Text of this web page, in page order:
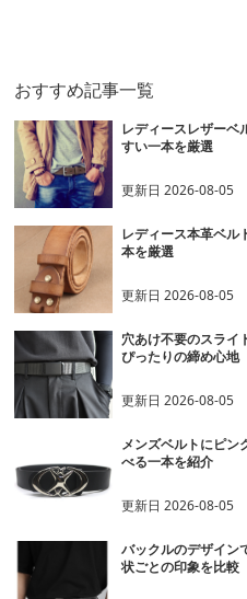
おすすめ記事一覧
レディースレザーベ
すい一本を厳選
更新日2026-08-05
レディース本革ベル
本を厳選
更新日2026-08-05
穴あけ不要のスライ
ぴったりの締め心地
更新日2026-08-05
メンズベルトにピン
べる一本を紹介
更新日2026-08-05
バックルのデザイン
状ごとの印象を比較